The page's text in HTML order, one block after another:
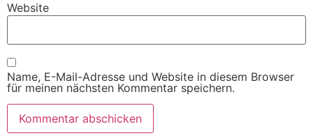
Website
Name, E-Mail-Adresse und Website in diesem Browser
für meinen nächsten Kommentar speichern.